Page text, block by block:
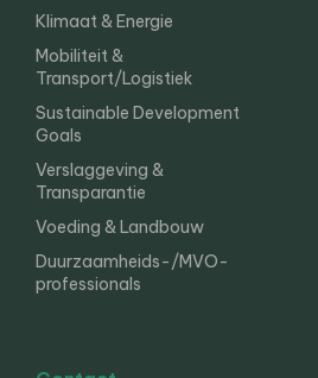
Klimaat & Energie
Mobiliteit &
Transport/Logistiek
Sustainable Development
Goals
Verslaggeving &
Transparantie
Voeding & Landbouw
Duurzaamheids-/MVO-
professionals